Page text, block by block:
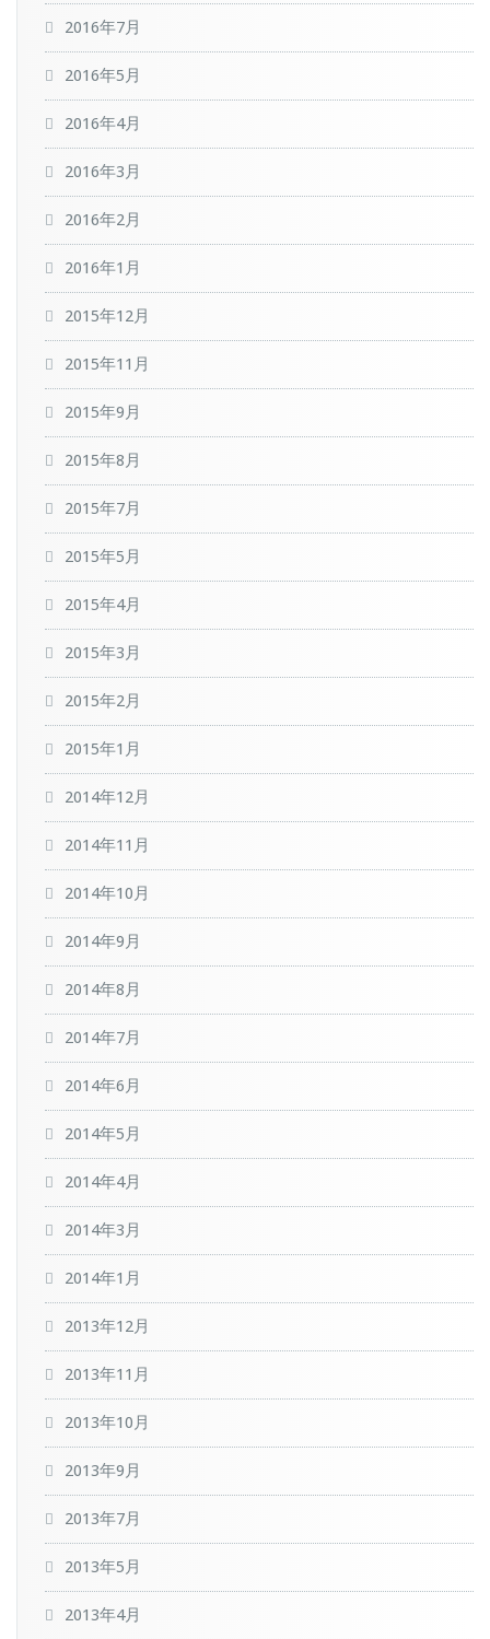
2016年7月
2016年5月
2016年4月
2016年3月
2016年2月
2016年1月
2015年12月
2015年11月
2015年9月
2015年8月
2015年7月
2015年5月
2015年4月
2015年3月
2015年2月
2015年1月
2014年12月
2014年11月
2014年10月
2014年9月
2014年8月
2014年7月
2014年6月
2014年5月
2014年4月
2014年3月
2014年1月
2013年12月
2013年11月
2013年10月
2013年9月
2013年7月
2013年5月
2013年4月